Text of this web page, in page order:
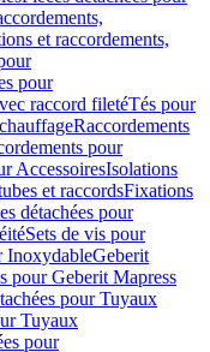
et raccordements,
pour
raccord filetéTés pour
Raccordements
pour
AccessoiresIsolations
et raccordsFixations
détachées pour
Sets de vis pour
InoxydableGeberit
pour Geberit Mapress
pour Tuyaux
Tuyaux
pour